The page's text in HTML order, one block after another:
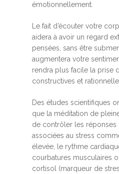
émotionnellement.
Le fait d’écouter votre
aidera à avoir un regard
pensées, sans être
augmentera votre
rendra plus facile la prise
constructives et
Des études scientifiques
que la méditation de
de contrôler les
associées au stress
élevée, le rythme
courbatures musculaires
cortisol (marqueur de